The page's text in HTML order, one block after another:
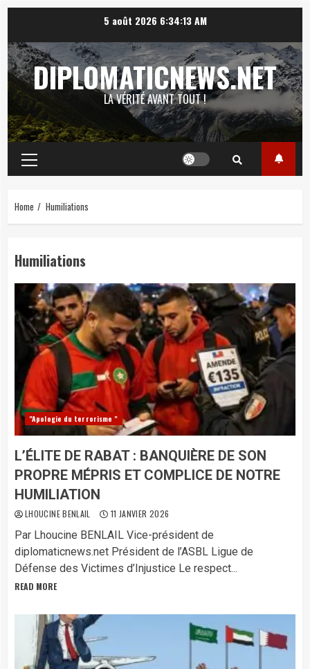
content
5 août 2026 6:34:14 AM
DIPLOMATICNEWS.NET
LA VÉRITÉ AVANT TOUT !
Primary
Menu
Home Humiliations
Humiliations
"Apologie du terrorisme "
L’ÉLITE DE RABAT : BANQUIÈRE DE SON
PROPRE MÉPRIS ET COMPLICE DE NOTRE
HUMILIATION
LHOUCINE BENLAIL 11 JANVIER 2026
​Par Lhoucine BENLAIL Vice-président de
diplomaticnews.net Président de l’ASBL Ligue de
Défense des Victimes d’Injustice ​Le respect...
READ MORE